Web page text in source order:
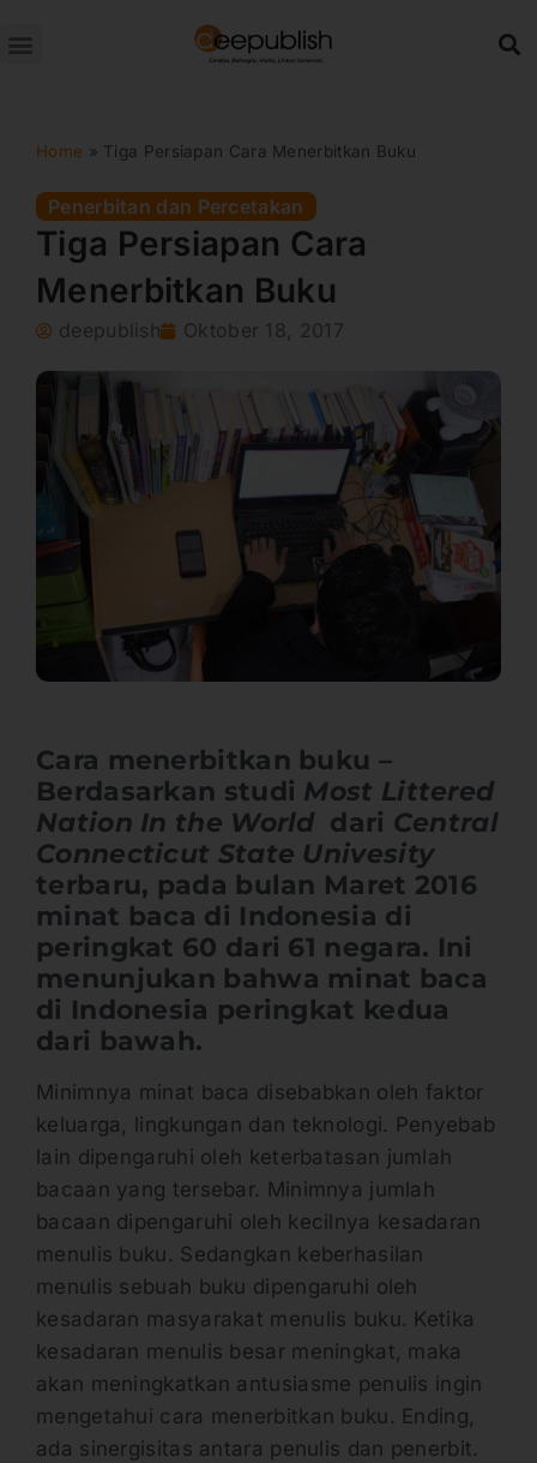
ke
Home » Tiga Persiapan Cara Menerbitkan Buku
Penerbitan dan Percetakan
Tiga Persiapan Cara
Menerbitkan Buku
deepublish Oktober 18, 2017
Cara menerbitkan buku –
Berdasarkan studi Most Littered
Nation In the World dari Central
Connecticut State Univesity
terbaru, pada bulan Maret 2016
minat baca di Indonesia di
peringkat 60 dari 61 negara. Ini
menunjukan bahwa minat baca
di Indonesia peringkat kedua
dari bawah.
Minimnya minat baca disebabkan oleh faktor
keluarga, lingkungan dan teknologi. Penyebab
lain dipengaruhi oleh keterbatasan jumlah
bacaan yang tersebar. Minimnya jumlah
bacaan dipengaruhi oleh kecilnya kesadaran
menulis buku. Sedangkan keberhasilan
menulis sebuah buku dipengaruhi oleh
kesadaran masyarakat menulis buku. Ketika
kesadaran menulis besar meningkat, maka
akan meningkatkan antusiasme penulis ingin
mengetahui cara menerbitkan buku. Ending,
ada sinergisitas antara penulis dan penerbit.